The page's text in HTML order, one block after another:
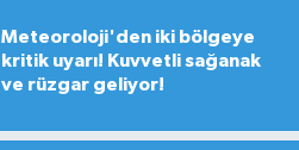
Meteoroloji'den iki bölgeye
kritik uyarı! Kuvvetli sağanak
ve rüzgar geliyor!